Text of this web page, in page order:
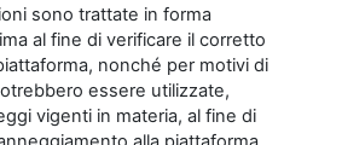
sono trattate in forma
al fine di verificare il corretto
nonché per motivi di
essere utilizzate,
vigenti in materia, al fine di